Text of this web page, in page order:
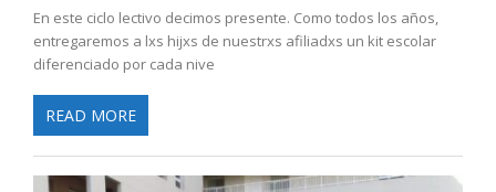
En este ciclo lectivo decimos presente. Como todos los años,
entregaremos a lxs hijxs de nuestrxs afiliadxs un kit escolar
diferenciado por cada nive
READ MORE